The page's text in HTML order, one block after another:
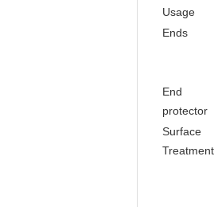
Usage
Ends
End
protector
Surface
Treatment